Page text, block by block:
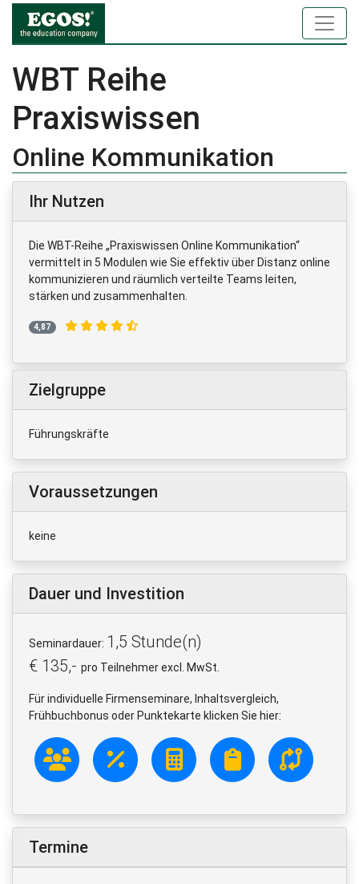
WBT Reihe
Praxiswissen
Online Kommunikation
Ihr Nutzen
Die WBT-Reihe „Praxiswissen Online Kommunikation“
vermittelt in 5 Modulen wie Sie effektiv über Distanz online
kommunizieren und räumlich verteilte Teams leiten,
stärken und zusammenhalten.
4,87
Zielgruppe
Führungskräfte
Voraussetzungen
keine
Dauer und Investition
Seminardauer: 1,5 Stunde(n)
€ 135,- pro Teilnehmer excl. MwSt.
Für individuelle Firmenseminare, Inhaltsvergleich,
Frühbuchbonus oder Punktekarte klicken Sie hier:
Termine